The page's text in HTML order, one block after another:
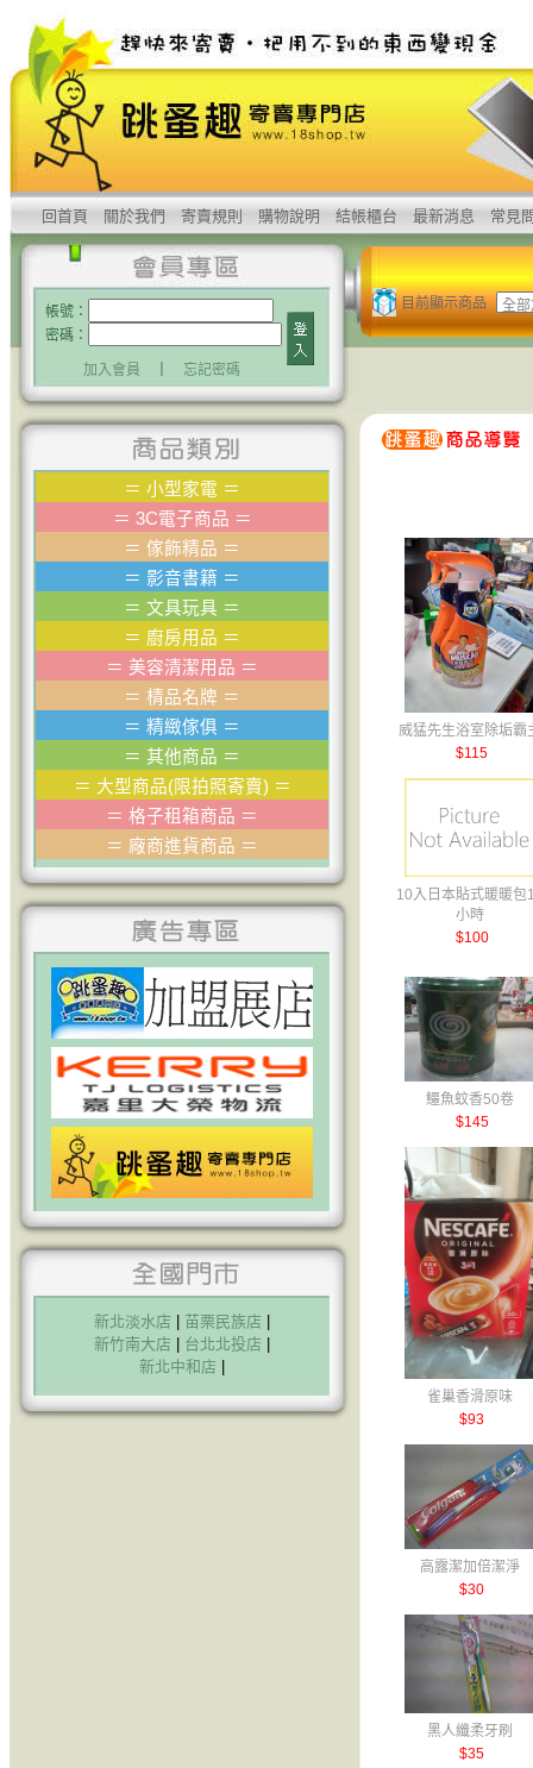
回首頁 關於我們 寄賣規則 購物說明 結帳櫃台 最新消息 常見
帳號：
密碼：
加入會員 忘記密碼
目前顯示商品
＝ 小型家電 ＝
＝ 3C電子商品 ＝
＝ 傢飾精品 ＝
＝ 影音書籍 ＝
＝ 文具玩具 ＝
＝ 廚房用品 ＝
＝ 美容清潔用品 ＝
＝ 棈品名牌 ＝
＝ 精緻傢俱 ＝
＝ 其他商品 ＝
＝ 大型商品(限拍照寄賣) ＝
＝ 格子租箱商品 ＝
＝ 廠商進貨商品 ＝
新北淡水店 苗栗民族店
新竹南大店
台北北投店
新北中和店
威猛先生浴室除垢霸
$115
10入日本貼式暖暖包
小時
$100
鱷魚蚊香50卷
$145
雀巢香滑原味
$93
高露潔加倍潔淨
$30
黑人纖柔牙刷
$35